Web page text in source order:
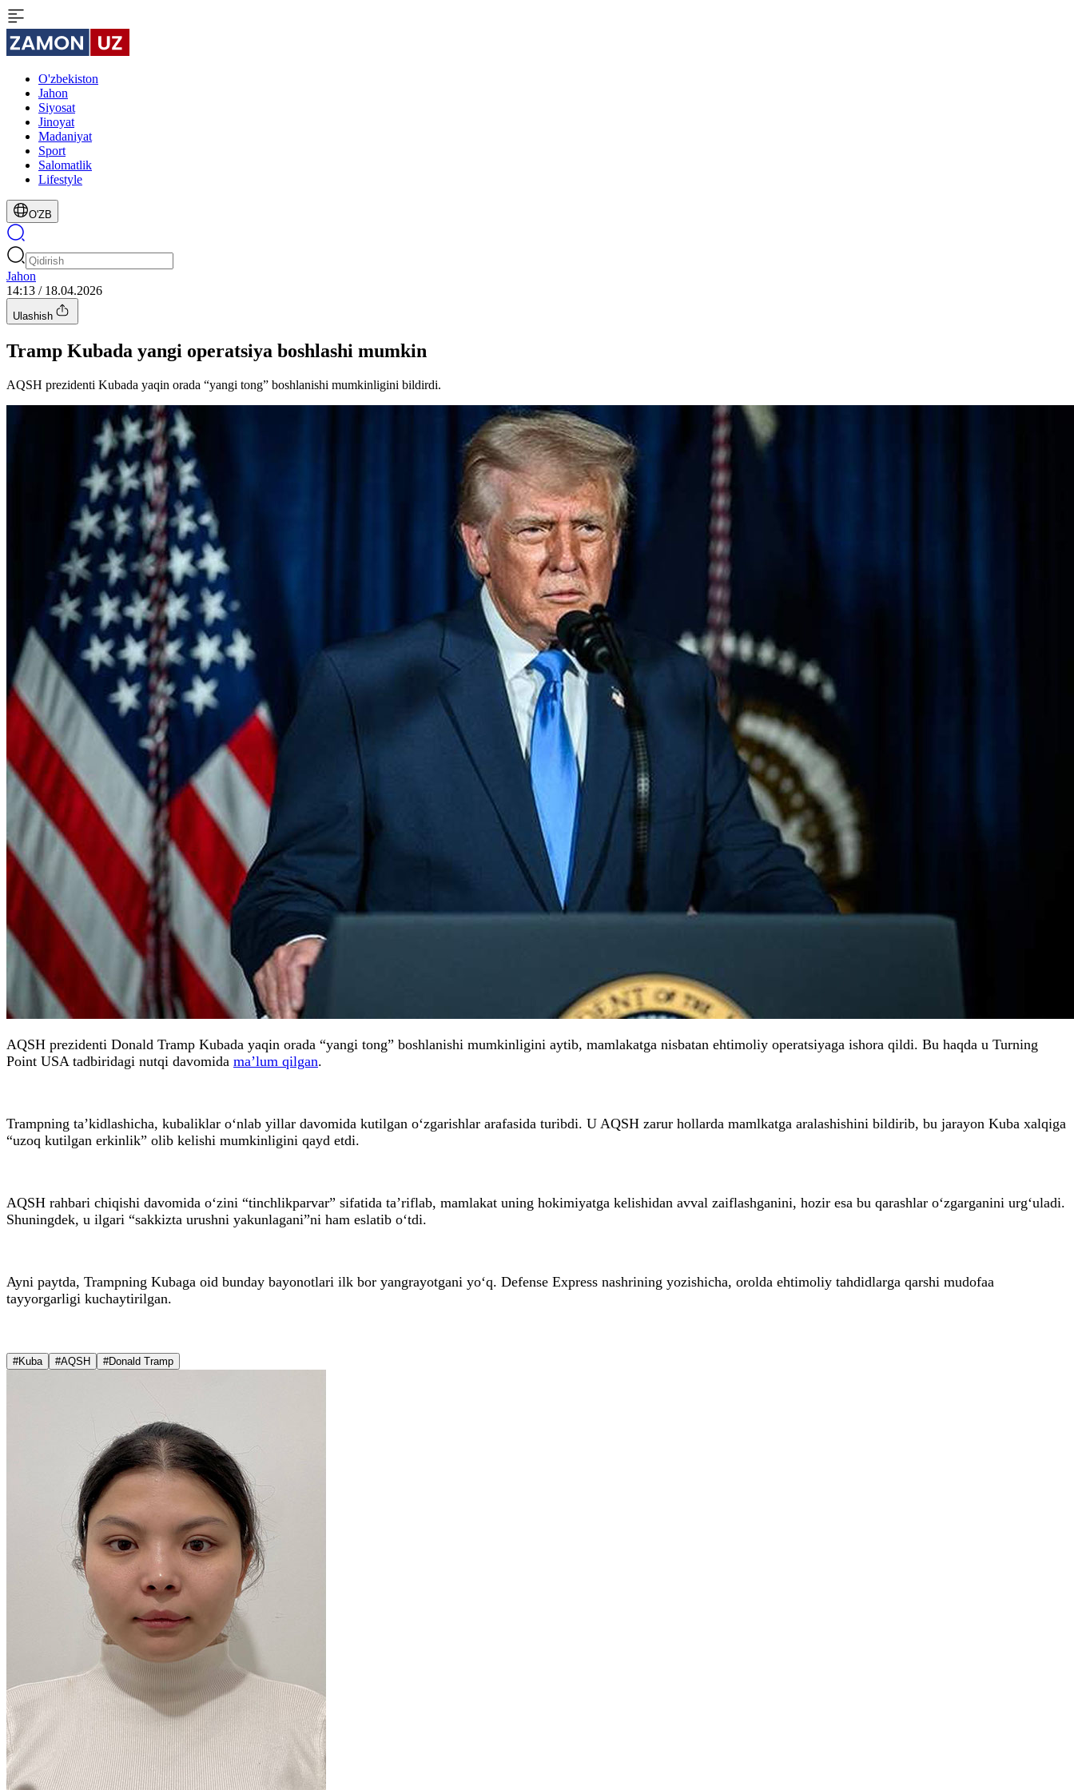
O'zbekiston
Jahon
Siyosat
Jinoyat
Madaniyat
Sport
Salomatlik
Lifestyle
O'ZB
Jahon
14:13 / 18.04.2026
Ulashish
Tramp Kubada yangi operatsiya boshlashi mumkin
AQSH prezidenti Kubada yaqin orada “yangi tong” boshlanishi mumkinligini bildirdi.
AQSH prezidenti Donald Tramp Kubada yaqin orada “yangi tong” boshlanishi mumkinligini aytib, mamlakatga nisbatan ehtimoliy operatsiyaga ishora qildi. Bu haqda u Turning
Point USA tadbiridagi nutqi davomida ma’lum qilgan.
Trampning ta’kidlashicha, kubaliklar o‘nlab yillar davomida kutilgan o‘zgarishlar arafasida turibdi. U AQSH zarur hollarda mamlkatga aralashishini bildirib, bu jarayon Kuba xalqiga
“uzoq kutilgan erkinlik” olib kelishi mumkinligini qayd etdi.
AQSH rahbari chiqishi davomida o‘zini “tinchlikparvar” sifatida ta’riflab, mamlakat uning hokimiyatga kelishidan avval zaiflashganini, hozir esa bu qarashlar o‘zgarganini urg‘uladi.
Shuningdek, u ilgari “sakkizta urushni yakunlagani”ni ham eslatib o‘tdi.
Ayni paytda, Trampning Kubaga oid bunday bayonotlari ilk bor yangrayotgani yo‘q. Defense Express nashrining yozishicha, orolda ehtimoliy tahdidlarga qarshi mudofaa
tayyorgarligi kuchaytirilgan.
#Kuba #AQSH #Donald Tramp